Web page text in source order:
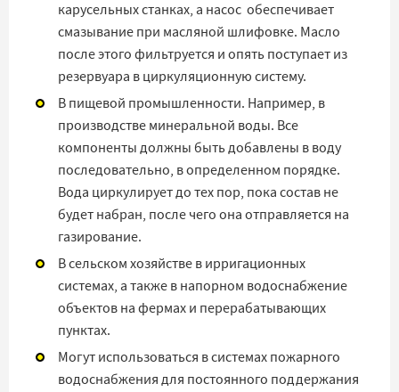
карусельных станках, а насос обеспечивает
смазывание при масляной шлифовке. Масло
после этого фильтруется и опять поступает из
резервуара в циркуляционную систему.
В пищевой промышленности. Например, в
производстве минеральной воды. Все
компоненты должны быть добавлены в воду
последовательно, в определенном порядке.
Вода циркулирует до тех пор, пока состав не
будет набран, после чего она отправляется на
газирование.
В сельском хозяйстве в ирригационных
системах, а также в напорном водоснабжение
объектов на фермах и перерабатывающих
пунктах.
Могут использоваться в системах пожарного
водоснабжения для постоянного поддержания